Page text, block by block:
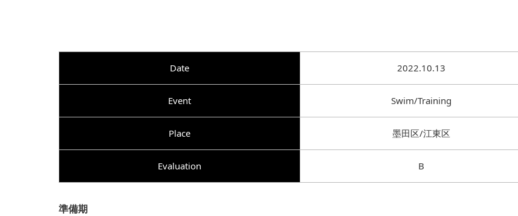
Date 2022.10.13
Event Swim/Training
Place 墨田区/江東区
Evaluation B
準備期